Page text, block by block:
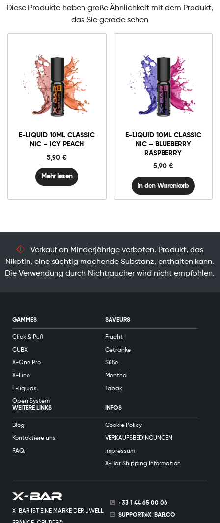
Diese Produkte haben große Ähnlichkeit mit dem Produkt,
das Sie gerade sehen
E-LIQUID 10ML CLASSIC
NIC – ICY PEACH
5,90€
Mehr lesen
E-LIQUID 10ML CLASSIC
NIC – BLUEBERRY
RASPBERRY
5,90 €
3mg Classic
6mg Classic
10ml
Nic
-
Raspberry
In den Warenkorb
In den Warenkorb
Verkauf an Minderjährige verboten. Produkt, das
Nikotin, eine süchtig machende Substanz, enthalten kann.
Die Verwendung durch Nichtraucher wird nicht empfohlen.
X-BAR IST EINE MARKE DER JWELL
+33 1 44 65 00 06
SUPPORT@X-BAR.CO
GAMMES
Click & Puff
CUBX
X-One Pro
X-Line
E-liquids
Open System
SAVEURS
Frucht
Getränke
Süße
Menthol
Tabak
WEITERE LINKS
Blog
Kontaktiere uns.
FAQ.
INFOS
Cookie Policy
VERKAUFSBEDINGUNGEN
Impressum
X-Bar Shipping Information